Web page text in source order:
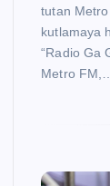
tutan Metro
kutlamaya
“Radio Ga
Metro FM,…